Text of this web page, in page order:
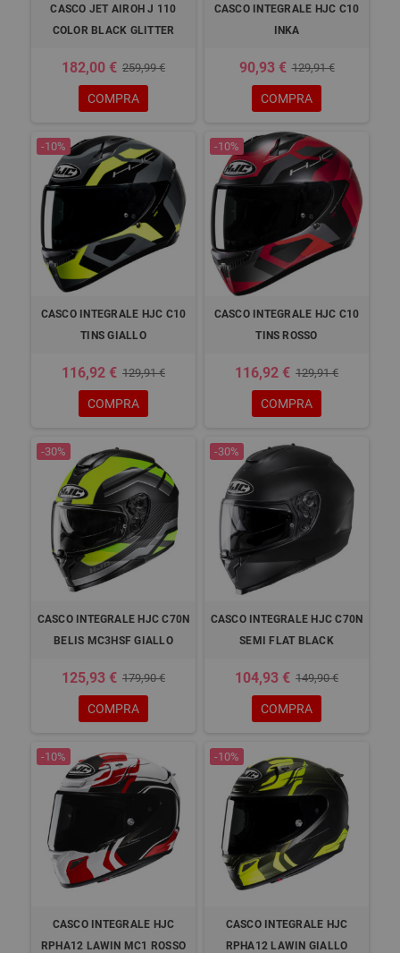
CASCO JET AIROH J 110
COLOR BLACK GLITTER
182,00 € 259,99 €
COMPRA
CASCO INTEGRALE HJC C10
INKA
90,93 € 129,91 €
COMPRA
-10%
CASCO INTEGRALE HJC C10
TINS GIALLO
116,92 € 129,91 €
COMPRA
-10%
CASCO INTEGRALE HJC C10
TINS ROSSO
116,92 € 129,91 €
COMPRA
-30%
CASCO INTEGRALE HJC C70N
BELIS MC3HSF GIALLO
125,93 € 179,90 €
COMPRA
-30%
CASCO INTEGRALE HJC C70N
SEMI FLAT BLACK
104,93 € 149,90 €
COMPRA
-10%
CASCO INTEGRALE HJC
RPHA12 LAWIN MC1 ROSSO
-10%
CASCO INTEGRALE HJC
RPHA12 LAWIN GIALLO